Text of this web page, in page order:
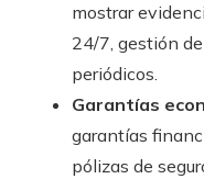
mostrar
24/7, gestión
periódicos.
Garantías
garantías
pólizas de